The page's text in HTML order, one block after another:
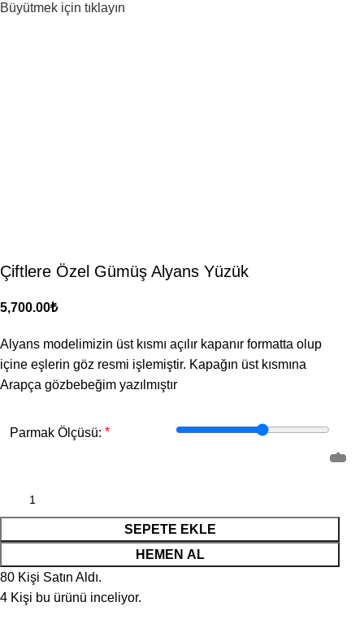
Büyütmek için tıklayın
Çiftlere Özel Gümüş Alyans Yüzük
₺
Alyans modelimizin üst kısmı açılır kapanır formatta olup
içine eşlerin göz resmi işlemiştir. Kapağın üst kısmına
Arapça gözbebeğim yazılmıştır
Parmak Ölçüsü: *
SEPETE EKLE
HEMEN AL
80 Kişi Satın Aldı.
4 Kişi bu ürünü inceliyor.